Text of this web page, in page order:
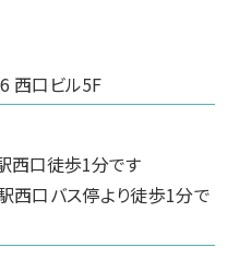
西口ビル5F
西口徒歩1分です
西口バス停より徒歩1分で